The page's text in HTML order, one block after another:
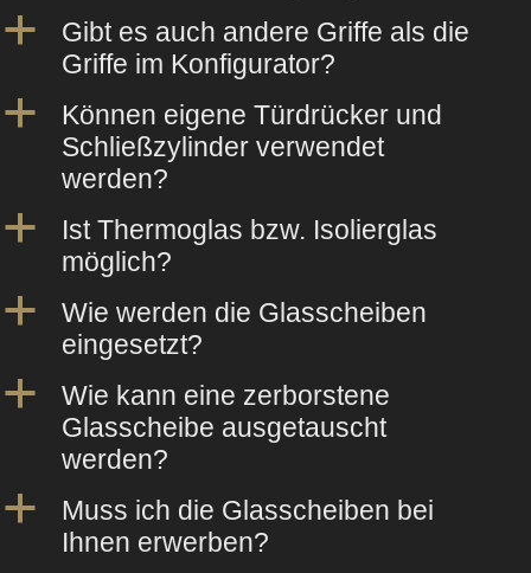
a
Gibt es auch andere Griffe als die
Griffe im Konfigurator?
a
Können eigene Türdrücker und
Schließzylinder verwendet
werden?
a
Ist Thermoglas bzw. Isolierglas
möglich?
a
Wie werden die Glasscheiben
eingesetzt?
a
Wie kann eine zerborstene
Glasscheibe ausgetauscht
werden?
a
Muss ich die Glasscheiben bei
Ihnen erwerben?